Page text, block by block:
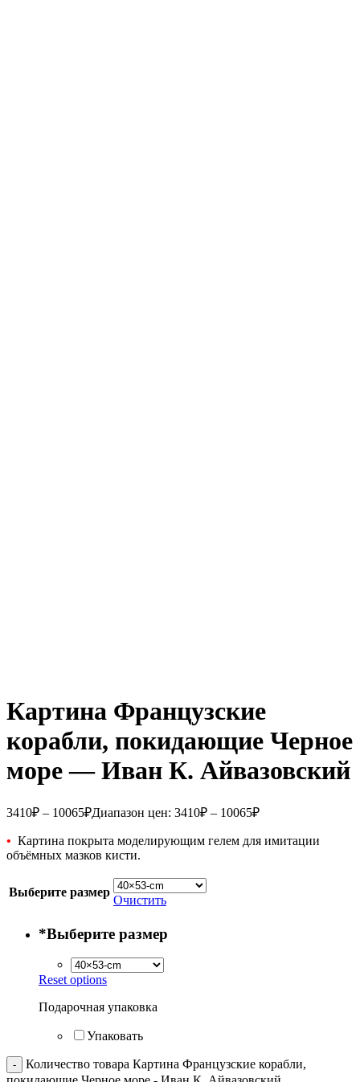
Картина Французские
корабли, покидающие Черное
море — Иван К. Айвазовский
3410₽ – 10065₽Диапазон цен: 3410₽ – 10065₽
• Картина покрыта моделирующим гелем для имитации
объёмных мазков кисти.
Выберите размер
Очистить
*Выберите размер
Reset options
Подарочная упаковка
Упаковать
Количество товара Картина Французские корабли,